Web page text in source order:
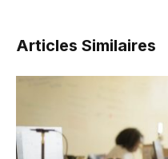
Articles Similaires